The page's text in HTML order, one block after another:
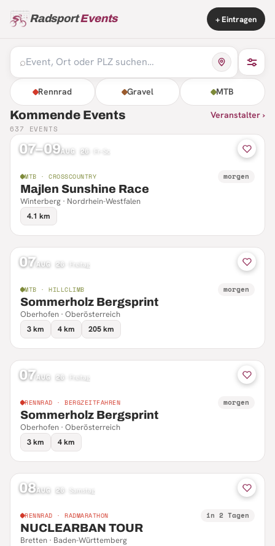
RadsportEvents + Eintragen
⌕
Rennrad Gravel MTB
Kommende Events Veranstalter ›
637 EVENTS
07–09AUG 26 Fr–So
MTB · CROSSCOUNTRY morgen
Majlen Sunshine Race
Winterberg · Nordrhein-Westfalen
4.1 km
07AUG 26 Freitag
MTB · HILLCLIMB morgen
Sommerholz Bergsprint
Oberhofen · Oberösterreich
3 km
4 km 205 km
07AUG 26 Freitag
RENNRAD · BERGZEITFAHREN morgen
Sommerholz Bergsprint
Oberhofen · Oberösterreich
3 km
4 km
08AUG 26 Samstag
RENNRAD · RADMARATHON in 2 Tagen
NUCLEARBAN TOUR
Bretten · Baden-Württemberg